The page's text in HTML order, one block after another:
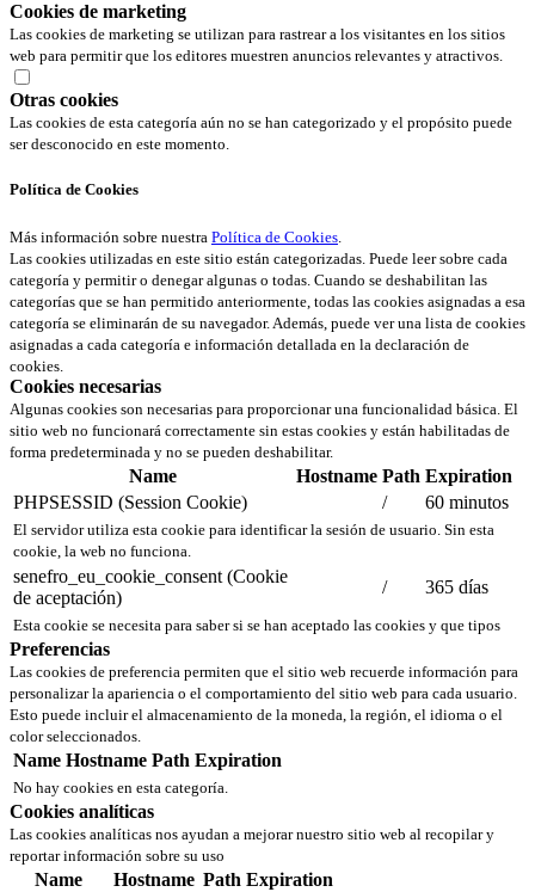
Cookies de marketing
Las cookies de marketing se utilizan para rastrear a los visitantes en los sitios
web para permitir que los editores muestren anuncios relevantes y atractivos.
Otras cookies
Las cookies de esta categoría aún no se han categorizado y el propósito puede
ser desconocido en este momento.
Política de Cookies
Más información sobre nuestra Política de Cookies.
Las cookies utilizadas en este sitio están categorizadas. Puede leer sobre cada
categoría y permitir o denegar algunas o todas. Cuando se deshabilitan las
categorías que se han permitido anteriormente, todas las cookies asignadas a esa
categoría se eliminarán de su navegador. Además, puede ver una lista de cookies
asignadas a cada categoría e información detallada en la declaración de
cookies.
Cookies necesarias
Algunas cookies son necesarias para proporcionar una funcionalidad básica. El
sitio web no funcionará correctamente sin estas cookies y están habilitadas de
forma predeterminada y no se pueden deshabilitar.
Name Hostname Path Expiration
PHPSESSID (Session Cookie)
/ 60 minutos
El servidor utiliza esta cookie para identificar la sesión de usuario. Sin esta
cookie, la web no funciona.
senefro_eu_cookie_consent (Cookie
de aceptación)
/ 365 días
Esta cookie se necesita para saber si se han aceptado las cookies y que tipos
Preferencias
Las cookies de preferencia permiten que el sitio web recuerde información para
personalizar la apariencia o el comportamiento del sitio web para cada usuario.
Esto puede incluir el almacenamiento de la moneda, la región, el idioma o el
color seleccionados.
Name Hostname Path Expiration
No hay cookies en esta categoría.
Cookies analíticas
Las cookies analíticas nos ayudan a mejorar nuestro sitio web al recopilar y
reportar información sobre su uso
Name Hostname Path Expiration